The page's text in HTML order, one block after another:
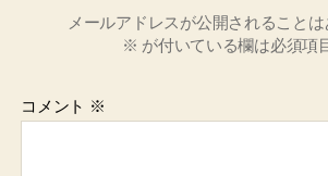
メールアドレスが公開されることは
※ が付いている欄は必須項
コメント ※